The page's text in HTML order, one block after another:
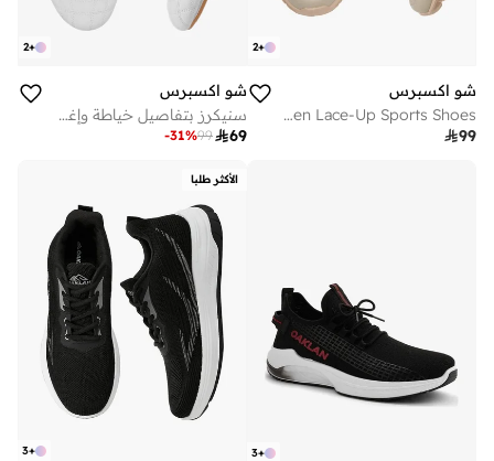
+
2
شو اكسبرس
Men Lace-Up Sports Shoes
99
+
2
شو اكسبرس
سنيكرز بتفاصيل خياطة وإغلاق برباط
69
99
-31%
+
3
الأكثر طلبا
+
3